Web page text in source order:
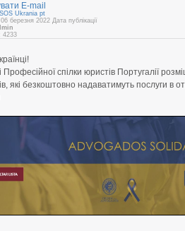
E-mail
SOS Ukrania pt
березня 2022 Дата публікації
4233
Професійної спілки юристів Португалії
які безкоштовно надаватимуть послуги в